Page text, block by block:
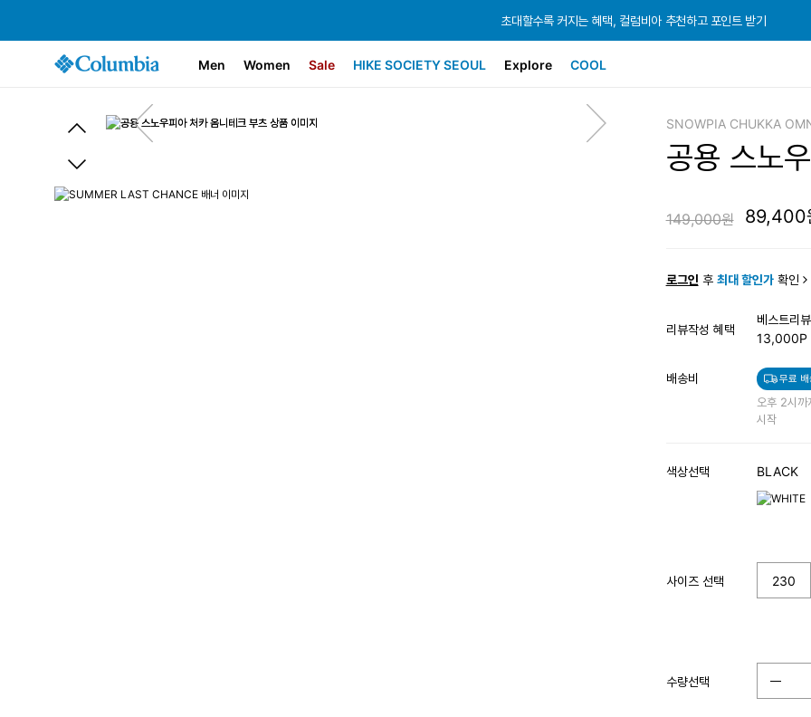
초대할수록 커지는 혜택, 컬럼비아 추천하고 포인트 받기
초대할수록 커지는 혜택, 컬럼비아 추천하고 포인트 받기
초대할수록 커지는 혜택, 컬럼비아 추천하고 포인트 받기
Men Women Sale HIKE SOCIETY SEOUL Explore COOL
SNOWPIA CHUKKA
공용 스노
149,000원 89,400
로그인 후 최대 할인가확인
리뷰작성 혜택
베스트리
13,000P
배송비 무료 배
오후 2시까
시작
색상선택 BLACK
사이즈 선택 230
수량선택